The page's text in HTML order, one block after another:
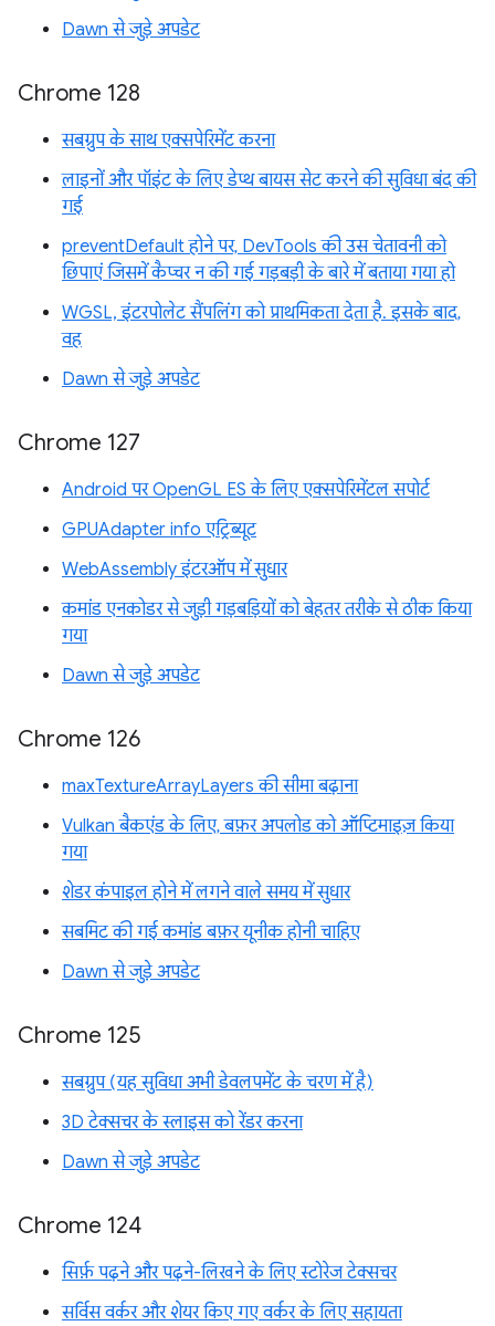
Dawn से जुड़े अपडेट
Chrome 128
सबग्रुप के साथ एक्सपेरिमेंट करना
लाइनों और पॉइंट के लिए डेप्थ बायस सेट करने की सुविधा बंद की
गई
preventDefault होने पर, DevTools की उस चेतावनी को
छिपाएं जिसमें कैप्चर न की गई गड़बड़ी के बारे में बताया गया हो
WGSL, इंटरपोलेट सैंपलिंग को प्राथमिकता देता है. इसके बाद,
वह
Dawn से जुड़े अपडेट
Chrome 127
Android पर OpenGL ES के लिए एक्सपेरिमेंटल सपोर्ट
GPUAdapter info एट्रिब्यूट
WebAssembly इंटरऑप में सुधार
कमांड एनकोडर से जुड़ी गड़बड़ियों को बेहतर तरीके से ठीक किया
गया
Dawn से जुड़े अपडेट
Chrome 126
maxTextureArrayLayers की सीमा बढ़ाना
Vulkan बैकएंड के लिए, बफ़र अपलोड को ऑप्टिमाइज़ किया
गया
शेडर कंपाइल होने में लगने वाले समय में सुधार
सबमिट की गई कमांड बफ़र यूनीक होनी चाहिए
Dawn से जुड़े अपडेट
Chrome 125
सबग्रुप (यह सुविधा अभी डेवलपमेंट के चरण में है)
3D टेक्सचर के स्लाइस को रेंडर करना
Dawn से जुड़े अपडेट
Chrome 124
सिर्फ़ पढ़ने और पढ़ने-लिखने के लिए स्टोरेज टेक्सचर
सर्विस वर्कर और शेयर किए गए वर्कर के लिए सहायता